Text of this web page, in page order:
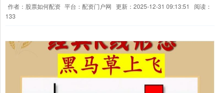
作者：股票如何配资 平台：配资门户网 更新：2025-12-31 09:13:51
阅读：
133